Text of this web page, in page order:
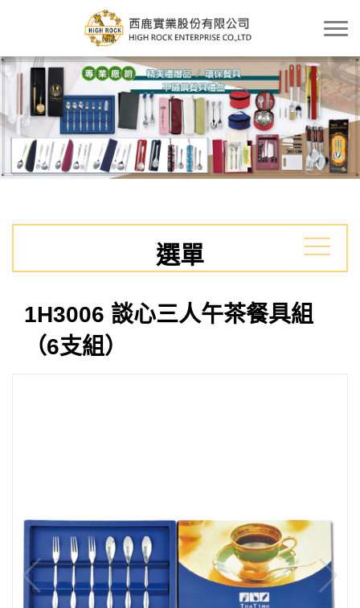
選單
1H3006 談心三人午茶餐具組
（6支組）